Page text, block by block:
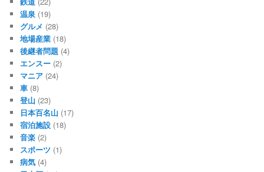
温泉 (19)
グルメ (28)
地場産業 (18)
後継者問題 (4)
エンスー (2)
マニア (24)
車 (8)
登山 (23)
日本百名山 (17)
宿泊施設 (18)
音楽 (2)
スポーツ (1)
病気 (4)